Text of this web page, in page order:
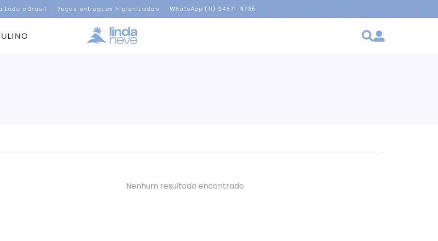
todo o Brasil · Peças entregues higienizadas · WhatsApp (11) 94571-8735
Nenhum resultado encontrado